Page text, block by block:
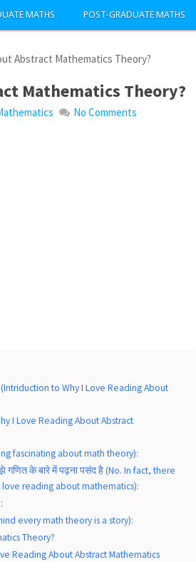
MATHS POST-GRADUATE MATHS
Abstract Mathematics Theory?
Mathematics Theory?
No Comments
(Intriduction to Why I Love Reading About
I Love Reading About Abstract
fascinating about math theory):
गणित के बारे में पढ़ना पसंद है (No. In fact, there
reading about mathematics):
every math theory is a story):
Theory?
Reading About Abstract Mathematics